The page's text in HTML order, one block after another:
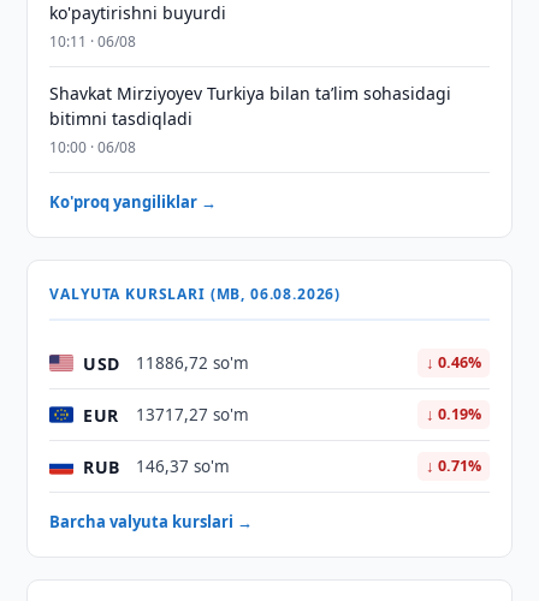
ko'paytirishni buyurdi
10:11 · 06/08
Shavkat Mirziyoyev Turkiya bilan taʼlim sohasidagi
bitimni tasdiqladi
10:00 · 06/08
Ko'proq yangiliklar →
VALYUTA KURSLARI (MB, 06.08.2026)
USD 11886,72 so'm ↓ 0.46%
EUR 13717,27 so'm ↓ 0.19%
RUB 146,37 so'm ↓ 0.71%
Barcha valyuta kurslari →